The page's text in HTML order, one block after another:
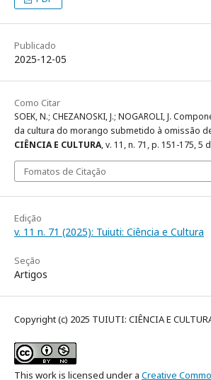
Publicado
2025-12-05
Como Citar
SOEK, N.; CHEZANOSKI, J.; NOGAROLI, J.
da cultura do morango submetido à omissão
CIÊNCIA E CULTURA, v. 11, n. 71, p. 151-175, 5
Fomatos de Citação
Edição
v. 11 n. 71 (2025): Tuiuti: Ciência e Cultura
Seção
Artigos
Copyright (c) 2025 TUIUTI: CIÊNCIA E
This work is licensed under a Creative